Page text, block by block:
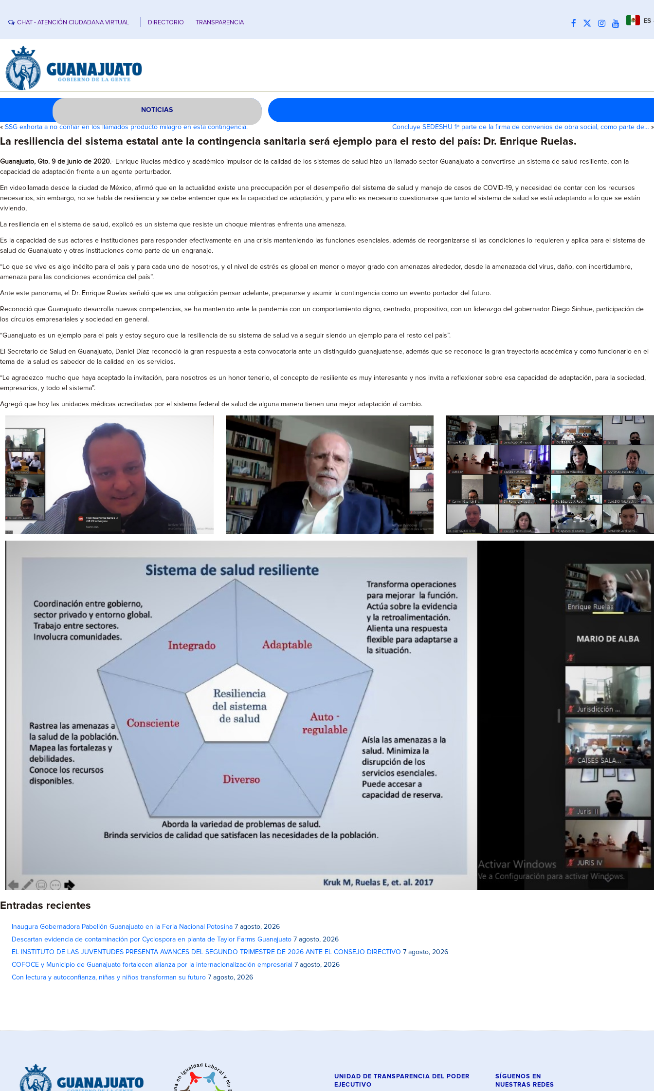
CHAT - ATENCIÓN CIUDADANA VIRTUAL DIRECTORIO TRANSPARENCIA ES
NOTICIAS
« SSG exhorta a no confiar en los llamados producto milagro en esta contingencia. Concluye SEDESHU 1ª parte de la firma de convenios de obra social, como parte de… »
La resiliencia del sistema estatal ante la contingencia sanitaria será ejemplo para el resto del país: Dr. Enrique Ruelas.
Guanajuato, Gto. 9 de junio de 2020.- Enrique Ruelas médico y académico impulsor de la calidad de los sistemas de salud hizo un llamado sector Guanajuato a convertirse un sistema de salud resiliente, con la
capacidad de adaptación frente a un agente perturbador.
En videollamada desde la ciudad de México, afirmó que en la actualidad existe una preocupación por el desempeño del sistema de salud y manejo de casos de COVID-19, y necesidad de contar con los recursos
necesarios, sin embargo, no se habla de resiliencia y se debe entender que es la capacidad de adaptación, y para ello es necesario cuestionarse que tanto el sistema de salud se está adaptando a lo que se están
viviendo,
La resiliencia en el sistema de salud, explicó es un sistema que resiste un choque mientras enfrenta una amenaza.
Es la capacidad de sus actores e instituciones para responder efectivamente en una crisis manteniendo las funciones esenciales, además de reorganizarse si las condiciones lo requieren y aplica para el sistema de
salud de Guanajuato y otras instituciones como parte de un engranaje.
“Lo que se vive es algo inédito para el país y para cada uno de nosotros, y el nivel de estrés es global en menor o mayor grado con amenazas alrededor, desde la amenazada del virus, daño, con incertidumbre,
amenaza para las condiciones económica del país”.
Ante este panorama, el Dr. Enrique Ruelas señaló que es una obligación pensar adelante, prepararse y asumir la contingencia como un evento portador del futuro.
Reconoció que Guanajuato desarrolla nuevas competencias, se ha mantenido ante la pandemia con un comportamiento digno, centrado, propositivo, con un liderazgo del gobernador Diego Sinhue, participación de
los círculos empresariales y sociedad en general.
“Guanajuato es un ejemplo para el país y estoy seguro que la resiliencia de su sistema de salud va a seguir siendo un ejemplo para el resto del país”.
El Secretario de Salud en Guanajuato, Daniel Díaz reconoció la gran respuesta a esta convocatoria ante un distinguido guanajuatense, además que se reconoce la gran trayectoria académica y como funcionario en el
tema de la salud es sabedor de la calidad en los servicios.
“Le agradezco mucho que haya aceptado la invitación, para nosotros es un honor tenerlo, el concepto de resiliente es muy interesante y nos invita a reflexionar sobre esa capacidad de adaptación, para la sociedad,
empresarios, y todo el sistema”.
Agregó que hoy las unidades médicas acreditadas por el sistema federal de salud de alguna manera tienen una mejor adaptación al cambio.
Entradas recientes
Inaugura Gobernadora Pabellón Guanajuato en la Feria Nacional Potosina 7 agosto, 2026
Descartan evidencia de contaminación por Cyclospora en planta de Taylor Farms Guanajuato 7 agosto, 2026
EL INSTITUTO DE LAS JUVENTUDES PRESENTA AVANCES DEL SEGUNDO TRIMESTRE DE 2026 ANTE EL CONSEJO DIRECTIVO 7 agosto, 2026
COFOCE y Municipio de Guanajuato fortalecen alianza por la internacionalización empresarial 7 agosto, 2026
Con lectura y autoconfianza, niñas y niños transforman su futuro 7 agosto, 2026
UNIDAD DE TRANSPARENCIA DEL PODER
EJECUTIVO
SÍGUENOS EN
NUESTRAS REDES